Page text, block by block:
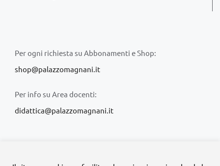
Per ogni richiesta su Abbonamenti e Shop:
shop@palazzomagnani.it
Per info su Area docenti:
didattica@palazzomagnani.it